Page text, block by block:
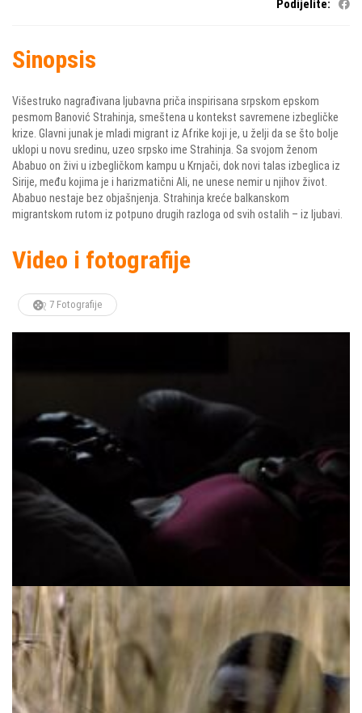
Podijelite:
Sinopsis
Višestruko nagrađivana ljubavna priča inspirisana srpskom epskom
pesmom Banović Strahinja, smeštena u kontekst savremene izbegličke
krize. Glavni junak je mladi migrant iz Afrike koji je, u želji da se što bolje
uklopi u novu sredinu, uzeo srpsko ime Strahinja. Sa svojom ženom
Ababuo on živi u izbegličkom kampu u Krnjači, dok novi talas izbeglica iz
Sirije, među kojima je i harizmatični Ali, ne unese nemir u njihov život.
Ababuo nestaje bez objašnjenja. Strahinja kreće balkanskom
migrantskom rutom iz potpuno drugih razloga od svih ostalih – iz ljubavi.
Video i fotografije
7 Fotografije